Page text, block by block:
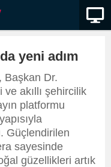
yeni adım
Başkan Dr.
ve akıllı şehircilik
platformu
Güçlendirilen
sayesinde
güzellikleri artık